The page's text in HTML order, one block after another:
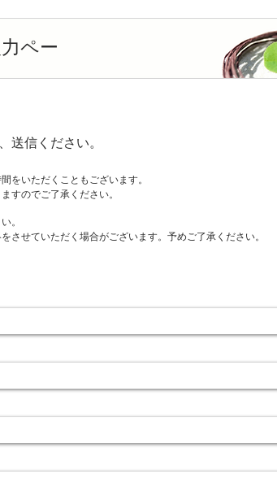
ペー
送信ください。
をいただくこともございます。
すのでご了承ください。
。
させていただく場合がございます。予めご了承ください。